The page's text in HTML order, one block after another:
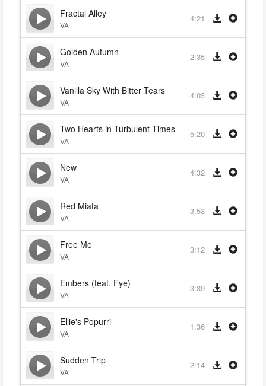
Fractal Alley
VA
4:21
Golden Autumn
VA
2:35
Vanilla Sky With Bitter Tears
VA
4:03
Two Hearts in Turbulent Times
VA
5:20
New
VA
4:32
Red Miata
VA
3:53
Free Me
VA
3:12
Embers (feat. Fye)
VA
3:39
Ellie's Popurri
VA
1:36
Sudden Trip
VA
2:14